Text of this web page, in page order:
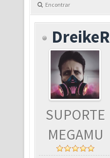
Encontrar
DreikeR
SUPORTE
MEGAMU